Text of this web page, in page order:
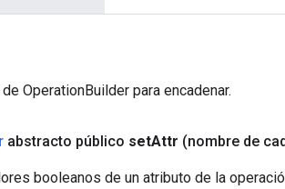
OperationBuilder para encadenar.
abstracto público setAttr (nombre de
booleanos de un atributo de la